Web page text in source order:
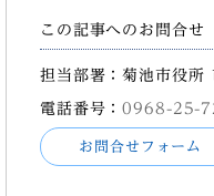
この記事へのお問合せ
担当部署：菊池市役所
電話番号：0968-25-
お問合せフォーム